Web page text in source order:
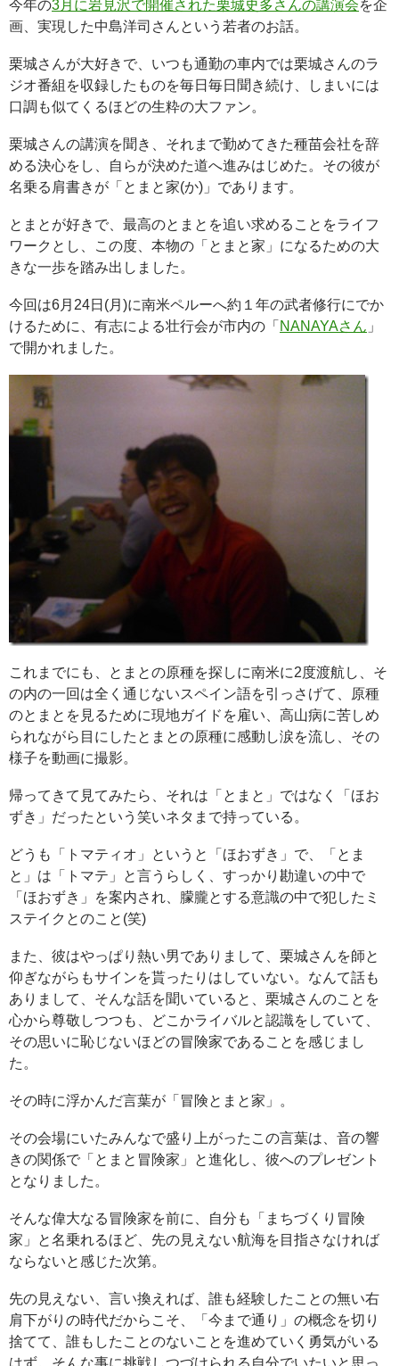
今年の3月に岩見沢で開催された栗城史多さんの講演会を企
画、実現した中島洋司さんという若者のお話。
栗城さんが大好きで、いつも通勤の車内では栗城さんのラ
ジオ番組を収録したものを毎日毎日聞き続け、しまいには
口調も似てくるほどの生粋の大ファン。
栗城さんの講演を聞き、それまで勤めてきた種苗会社を辞
める決心をし、自らが決めた道へ進みはじめた。その彼が
名乗る肩書きが「とまと家(か)」であります。
とまとが好きで、最高のとまとを追い求めることをライフ
ワークとし、この度、本物の「とまと家」になるための大
きな一歩を踏み出しました。
今回は6月24日(月)に南米ペルーへ約１年の武者修行にでか
けるために、有志による壮行会が市内の「 NANAYAさん 」
で開かれました。
これまでにも、とまとの原種を探しに南米に2度渡航し、そ
の内の一回は全く通じないスペイン語を引っさげて、原種
のとまとを見るために現地ガイドを雇い、高山病に苦しめ
られながら目にしたとまとの原種に感動し涙を流し、その
様子を動画に撮影。
帰ってきて見てみたら、それは「とまと」ではなく「ほお
ずき」だったという笑いネタまで持っている。
どうも「トマティオ」というと「ほおずき」で、「とま
と」は「トマテ」と言うらしく、すっかり勘違いの中で
「ほおずき」を案内され、朦朧とする意識の中で犯したミ
ステイクとのこと(笑)
また、彼はやっぱり熱い男でありまして、栗城さんを師と
仰ぎながらもサインを貰ったりはしていない。なんて話も
ありまして、そんな話を聞いていると、栗城さんのことを
心から尊敬しつつも、どこかライバルと認識をしていて、
その思いに恥じないほどの冒険家であることを感じまし
た。
その時に浮かんだ言葉が「冒険とまと家」。
その会場にいたみんなで盛り上がったこの言葉は、音の響
きの関係で「とまと冒険家」と進化し、彼へのプレゼント
となりました。
そんな偉大なる冒険家を前に、自分も「まちづくり冒険
家」と名乗れるほど、先の見えない航海を目指さなければ
ならないと感じた次第。
先の見えない、言い換えれば、誰も経験したことの無い右
肩下がりの時代だからこそ、「今まで通り」の概念を切り
捨てて、誰もしたことのないことを進めていく勇気がいる
はず。そんな事に挑戦しつづけられる自分でいたいと思っ